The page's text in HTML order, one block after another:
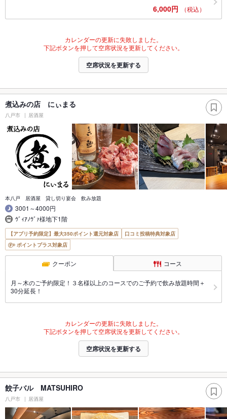
6,000円 （税込）
カレンダーの更新に失敗しました。
下記ボタンを押して空席状況を更新してください。
空席状況を更新する
煮込みの店 にぃまる
八戸市 居酒屋
本八戸 居酒屋 貸し切り宴会 飲み放題
3001～4000円
ｳﾞｨｱﾉｳﾞｧ様地下1階
【アプリ予約限定】最大350ポイント還元対象店
口コミ投稿特典対象店
ポイントプラス対象店
クーポン コース
月～木のご予約限定！３名様以上のコースでのご予約で飲み放題時間＋
30分延長！
カレンダーの更新に失敗しました。
下記ボタンを押して空席状況を更新してください。
空席状況を更新する
餃子バル MATSUHIRO
八戸市 居酒屋